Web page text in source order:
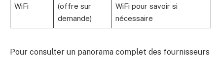
WiFi
(offre sur
demande)
WiFi pour savoir si
nécessaire
Pour consulter un panorama complet des fournisseurs